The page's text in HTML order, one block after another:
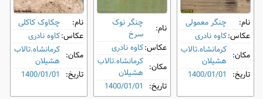
نام:
چنگر معمولی
عکاس:کاوه نادری
مکان: کرمانشاه.تالاب
هشیلان
تاریخ: 1400/01/01
نام:
چنگر نوک
‌سرخ
عکاس:کاوه نادری
مکان: کرمانشاه.تالاب
هشیلان
تاریخ: 1400/01/01
نام:
چکاوک کاکلی
عکاس:کاوه نادری
مکان: کرمانشاه.تالاب
هشیلان
تاریخ: 1400/01/01